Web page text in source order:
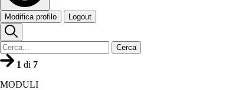
Modifica profilo Logout
Cerca
1 di 7
MODULI